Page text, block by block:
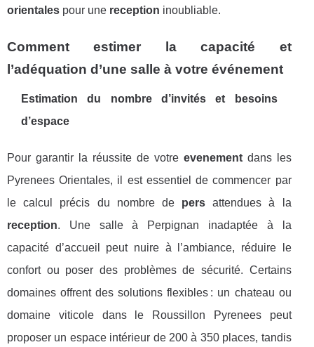
orientales pour une reception inoubliable.
Comment estimer la capacité et
l’adéquation d’une salle à votre événement
Estimation du nombre d’invités et besoins
d’espace
Pour garantir la réussite de votre evenementdans les
Pyrenees Orientales, il est essentiel de commencer par
le calcul précis du nombre de pers attendues à la
reception. Une salle à Perpignan inadaptée à la
capacité d’accueil peut nuire à l’ambiance, réduire le
confort ou poser des problèmes de sécurité. Certains
domaines offrent des solutions flexibles : un chateau ou
domaine viticole dans le Roussillon Pyrenees peut
proposer un espace intérieur de 200 à 350 places, tandis